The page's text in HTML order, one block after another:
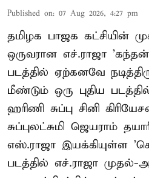
Published on: 07 Aug 2026, 4:27 pm
தமிழக பாஜக கட்சியின்
ஒருவரான எச்.ராஜா
படத்தில் ஏற்கனவே
மீண்டும் ஒரு புதிய
ஹரிணி சுப்பு சினி
சுப்புலட்சுமி ஜெயராம்
எஸ்.ராஜா இயக்கியுள்ள
படத்தில் எச்.ராஜா முதல்-